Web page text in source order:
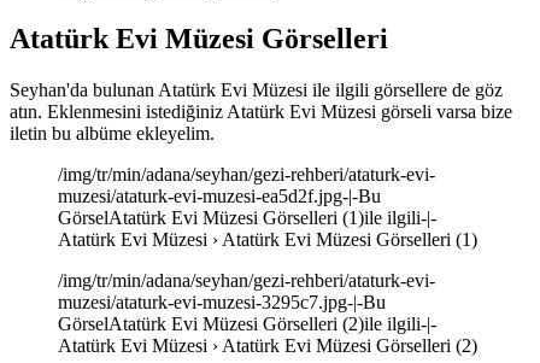
Atatürk Evi Müzesi Görselleri
Seyhan'da bulunan Atatürk Evi Müzesi ile ilgili görsellere de göz
atın. Eklenmesini istediğiniz Atatürk Evi Müzesi görseli varsa bize
iletin bu albüme ekleyelim.
/img/tr/min/adana/seyhan/gezi-rehberi/ataturk-evi-
muzesi/ataturk-evi-muzesi-ea5d2f.jpg-|-Bu
GörselAtatürk Evi Müzesi Görselleri (1)ile ilgili-|-
Atatürk Evi Müzesi › Atatürk Evi Müzesi Görselleri (1)
/img/tr/min/adana/seyhan/gezi-rehberi/ataturk-evi-
muzesi/ataturk-evi-muzesi-3295c7.jpg-|-Bu
GörselAtatürk Evi Müzesi Görselleri (2)ile ilgili-|-
Atatürk Evi Müzesi › Atatürk Evi Müzesi Görselleri (2)